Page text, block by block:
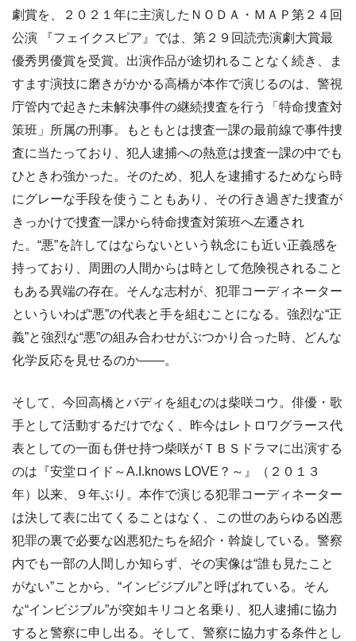
劇賞を、２０２１年に主演したＮＯＤＡ・ＭＡＰ第２４回
公演 『フェイクスピア』では、第２９回読売演劇大賞最
優秀男優賞を受賞。出演作品が途切れることなく続き、ま
すます演技に磨きがかかる高橋が本作で演じるのは、警視
庁管内で起きた未解決事件の継続捜査を行う「特命捜査対
策班」所属の刑事。もともとは捜査一課の最前線で事件捜
査に当たっており、犯人逮捕への熱意は捜査一課の中でも
ひときわ強かった。そのため、犯人を逮捕するためなら時
にグレーな手段を使うこともあり、その行き過ぎた捜査が
きっかけで捜査一課から特命捜査対策班へ左遷され
た。“悪”を許してはならないという執念にも近い正義感を
持っており、周囲の人間からは時として危険視されること
もある異端の存在。そんな志村が、犯罪コーディネーター
といういわば“悪”の代表と手を組むことになる。強烈な“正
義”と強烈な“悪”の組み合わせがぶつかり合った時、どんな
化学反応を見せるのか――。
そして、今回高橋とバディを組むのは柴咲コウ。俳優・歌
手として活動するだけでなく、昨今はレトロワグラース代
表としての一面も併せ持つ柴咲がＴＢＳドラマに出演する
のは『安堂ロイド～A.I.knows LOVE？～』（２０１３
年）以来、９年ぶり。本作で演じる犯罪コーディネーター
は決して表に出てくることはなく、この世のあらゆる凶悪
犯罪の裏で必要な凶悪犯たちを紹介・斡旋している。警察
内でも一部の人間しか知らず、その実像は“誰も見たこと
がない”ことから、“インビジブル”と呼ばれている。そん
な“インビジブル”が突如キリコと名乗り、犯人逮捕に協力
すると警察に申し出る。そして、警察に協力する条件とし